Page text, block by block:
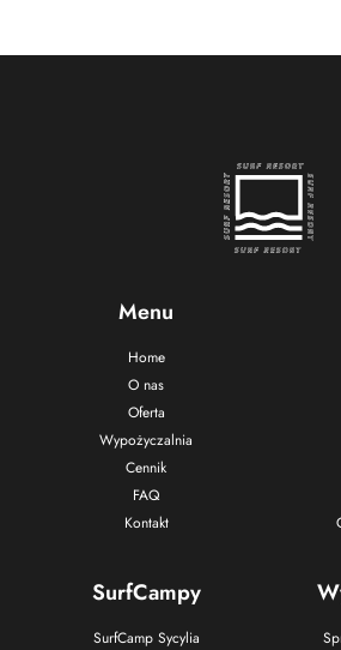
Menu
Home
O nas
Oferta
Wypożyczalnia
Cennik
FAQ
Kontakt
SurfCampy
SurfCamp Sycylia